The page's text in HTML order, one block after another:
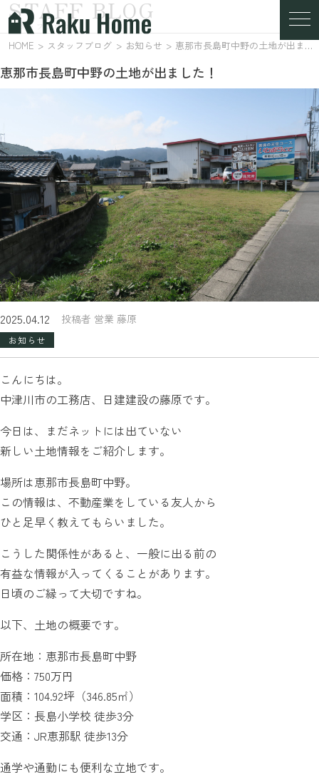
スタッフブログ
STAFF BLOG
HOME スタッフブログ お知らせ 恵那市長島町中野の土地が出ました！
恵那市長島町中野の土地が出ました！
2025.04.12 投稿者 営業 藤原
お知らせ
こんにちは。
中津川市の工務店、日建建設の藤原です。
今日は、まだネットには出ていない
新しい土地情報をご紹介します。
場所は恵那市長島町中野。
この情報は、不動産業をしている友人から
ひと足早く教えてもらいました。
こうした関係性があると、一般に出る前の
有益な情報が入ってくることがあります。
日頃のご縁って大切ですね。
以下、土地の概要です。
所在地：恵那市長島町中野
価格：750万円
面積：104.92坪（346.85㎡）
学区：長島小学校 徒歩3分
交通：JR恵那駅 徒歩13分
通学や通勤にも便利な立地です。